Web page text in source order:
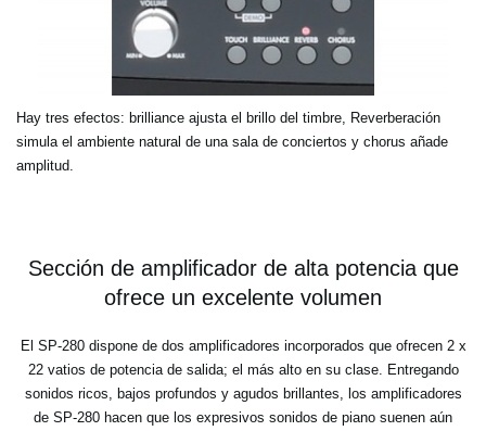
Hay tres efectos: brilliance ajusta el brillo del timbre, Reverberación
simula el ambiente natural de una sala de conciertos y chorus añade
amplitud.
Sección de amplificador de alta potencia que
ofrece un excelente volumen
El SP-280 dispone de dos amplificadores incorporados que ofrecen 2 x
22 vatios de potencia de salida; el más alto en su clase. Entregando
sonidos ricos, bajos profundos y agudos brillantes, los amplificadores
de SP-280 hacen que los expresivos sonidos de piano suenen aún